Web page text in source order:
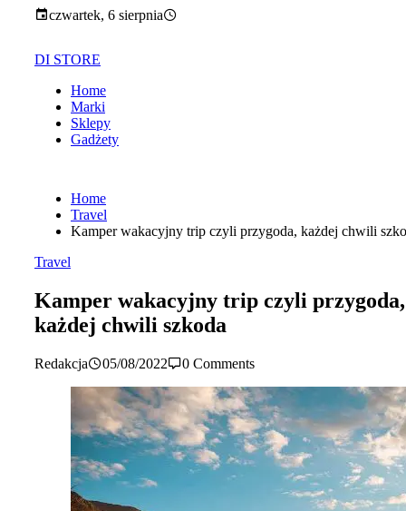
czwartek, 6 sierpnia
DI STORE
Home
Marki
Sklepy
Gadżety
Home
Travel
Kamper wakacyjny trip czyli przygoda, każdej chwili
Travel
Kamper wakacyjny trip czyli przygoda,
każdej chwili szkoda
Redakcja 05/08/2022 0 Comments